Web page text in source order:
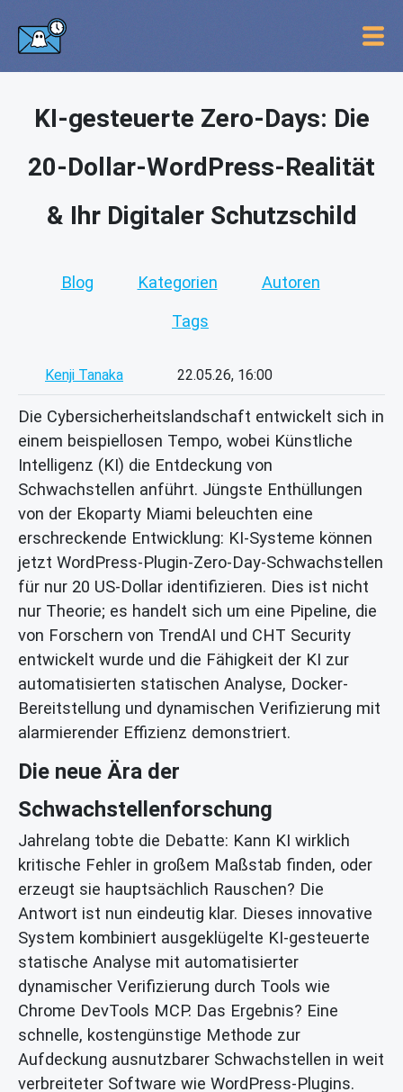
KI-gesteuerte Zero-Days: Die
20-Dollar-WordPress-Realität
& Ihr Digitaler Schutzschild
Blog Kategorien Autoren
Tags
Kenji Tanaka 22.05.26, 16:00
Die Cybersicherheitslandschaft entwickelt sich in
einem beispiellosen Tempo, wobei Künstliche
Intelligenz (KI) die Entdeckung von
Schwachstellen anführt. Jüngste Enthüllungen
von der Ekoparty Miami beleuchten eine
erschreckende Entwicklung: KI-Systeme können
jetzt WordPress-Plugin-Zero-Day-Schwachstellen
für nur 20 US-Dollar identifizieren. Dies ist nicht
nur Theorie; es handelt sich um eine Pipeline, die
von Forschern von TrendAI und CHT Security
entwickelt wurde und die Fähigkeit der KI zur
automatisierten statischen Analyse, Docker-
Bereitstellung und dynamischen Verifizierung mit
alarmierender Effizienz demonstriert.
Die neue Ära der
Schwachstellenforschung
Jahrelang tobte die Debatte: Kann KI wirklich
kritische Fehler in großem Maßstab finden, oder
erzeugt sie hauptsächlich Rauschen? Die
Antwort ist nun eindeutig klar. Dieses innovative
System kombiniert ausgeklügelte KI-gesteuerte
statische Analyse mit automatisierter
dynamischer Verifizierung durch Tools wie
Chrome DevTools MCP. Das Ergebnis? Eine
schnelle, kostengünstige Methode zur
Aufdeckung ausnutzbarer Schwachstellen in weit
verbreiteter Software wie WordPress-Plugins.